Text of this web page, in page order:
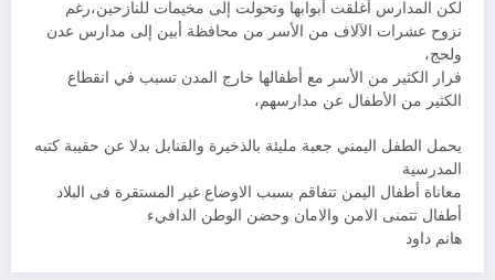
لكن المدارس أغلقت أبوابها وتحولت إلى مخيمات للنازحين،رغم
نزوح عشرات الآلاف من الأسر من محافظة أبين إلى مدارس عدن
ولحج،
فرار الكثير من الأسر مع أطفالها خارج المدن تسبب في انقطاع
الكثير من الأطفال عن مدارسهم،
يحمل الطفل اليمني جعبة مليئة بالذخيرة والقنابل بدلا عن حقيبة كتبه
المدرسية
معاناة أطفال اليمن تتفاقم بسبب الاوضاع غير المستقرة فى البلاد
أطفال تتمنى الامن والامان وحضن الوطن الدافيء
هانم داود